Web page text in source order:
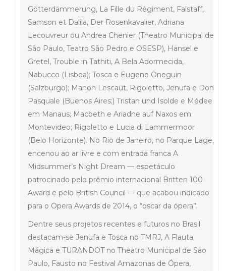
Götterdämmerung, La Fille du Régiment, Falstaff,
Samson et Dalila, Der Rosenkavalier, Adriana
Lecouvreur ou Andrea Chenier (Theatro Municipal de
São Paulo, Teatro São Pedro e OSESP), Hansel e
Gretel, Trouble in Tathiti, A Bela Adormecida,
Nabucco (Lisboa); Tosca e Eugene Oneguin
(Salzburgo); Manon Lescaut, Rigoletto, Jenufa e Don
Pasquale (Buenos Aires;) Tristan und Isolde e Médee
em Manaus; Macbeth e Ariadne auf Naxos em
Montevideo; Rigoletto e Lucia di Lammermoor
(Belo Horizonte). No Rio de Janeiro, no Parque Lage,
encenou ao ar livre e com entrada franca A
Midsummer’s Night Dream — espetáculo
patrocinado pelo prêmio internacional Britten 100
Award e pelo British Council — que acabou indicado
para o Opera Awards de 2014, o “oscar da ópera”.
Dentre seus projetos recentes e futuros no Brasil
destacam-se Jenufa e Tosca no TMRJ, A Flauta
Mágica e TURANDOT no Theatro Municipal de Sao
Paulo, Fausto no Festival Amazonas de Ópera,